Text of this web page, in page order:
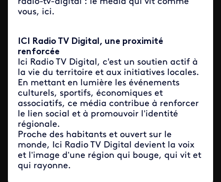
vous, ici.
ICI Radio TV Digital, une proximité
renforcée
Ici Radio TV Digital, c'est un soutien actif à
la vie du territoire et aux initiatives locales.
En mettant en lumière les événements
culturels, sportifs, économiques et
associatifs, ce média contribue à renforcer
le lien social et à promouvoir l’identité
régionale.
Proche des habitants et ouvert sur le
monde, Ici Radio TV Digital devient la voix
et l’image d’une région qui bouge, qui vit et
qui rayonne.